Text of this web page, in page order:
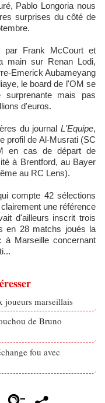
Pablo Longoria nous
surprises du côté de
par Frank McCourt et
main sur Renan Lodi,
Emerick Aubameyang
le board de l'OM se
mais pas
d'euros.
du journal L'Equipe,
profil de Al-Musrati (SC
en cas de départ de
à Brentford, au Bayer
au RC Lens).
compte 42 sélections
une référence
d'ailleurs inscrit trois
en 28 matchs joués la
à Marseille concernant
joueurs marseillais
de Bruno
fou avec